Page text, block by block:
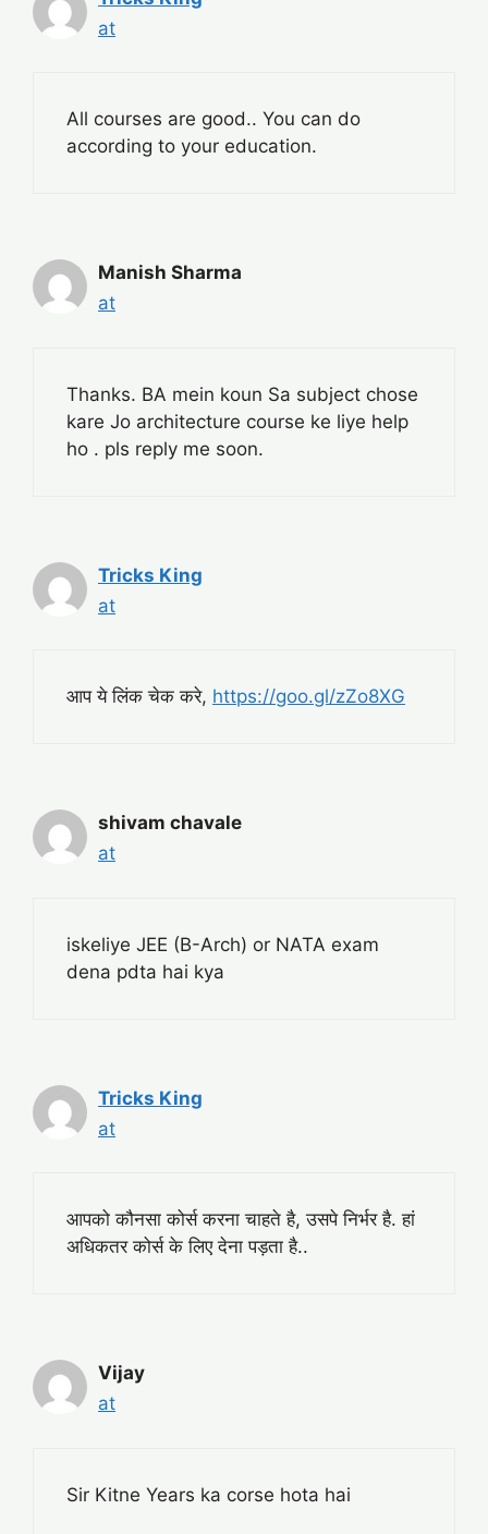
at
All courses are good.. You can do
according to your education.
Manish Sharma
at
Thanks. BA mein koun Sa subject chose
kare Jo architecture course ke liye help
ho . pls reply me soon.
Tricks King
at
आप ये लिंक चेक करे, https://goo.gl/zZo8XG
shivam chavale
at
iskeliye JEE (B-Arch) or NATA exam
dena pdta hai kya
Tricks King
at
आपको कौनसा कोर्स करना चाहते है, उसपे निर्भर है. हां
अधिकतर कोर्स के लिए देना पड़ता है..
Vijay
at
Sir Kitne Years ka corse hota hai